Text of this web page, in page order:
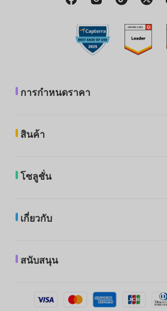
การกำหนดราคา
สินค้า
โซลูชั่น
เกี่ยวกับ
สนับสนุน